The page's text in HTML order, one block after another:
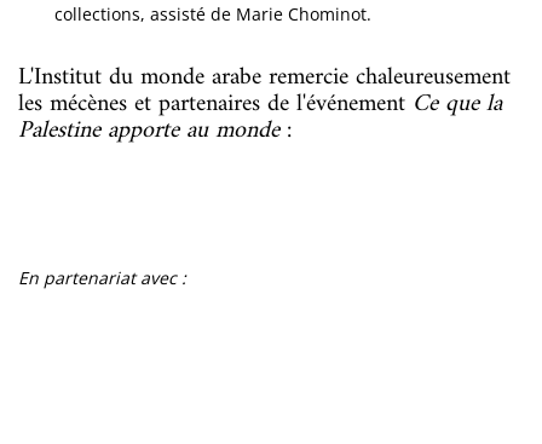
collections, assisté de Marie Chominot.
L'Institut du monde arabe remercie chaleureusement
les mécènes et partenaires de l'événement Ce que la
Palestine apporte au monde:
En partenariat avec :